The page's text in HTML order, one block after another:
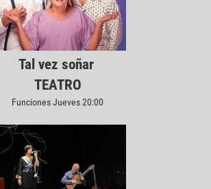
Tal vez soñar
TEATRO
Funciones Jueves 20:00